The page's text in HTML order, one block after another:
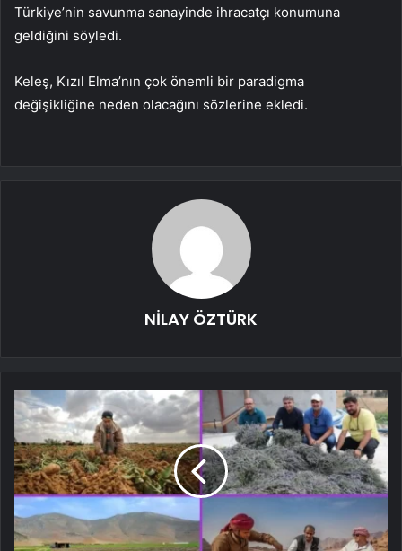
Türkiye’nin savunma sanayinde ihracatçı konumuna
geldiğini söyledi.
Keleş, Kızıl Elma’nın çok önemli bir paradigma
değişikliğine neden olacağını sözlerine ekledi.
NİLAY ÖZTÜRK